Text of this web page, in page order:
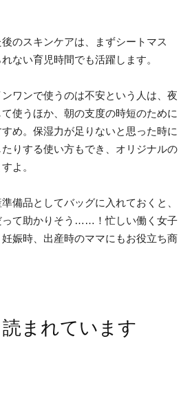
のスキンケアは、まずシートマス
ない育児時間でも活躍します。
ワンで使うのは不安という人は、夜
使うほか、朝の支度の時短のために
め。保湿力が足りないと思った時に
りする使い方もでき、オリジナルの
よ。
備品としてバッグに入れておくと、
って助かりそう……！忙しい働く女子
娠時、出産時のママにもお役立ち商
まれています